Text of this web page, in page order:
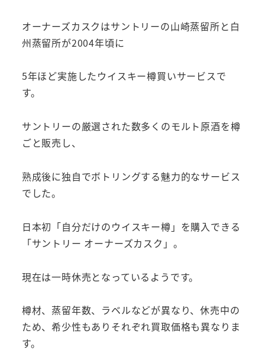
オーナーズカスクはサントリーの山崎蒸留所と白
州蒸留所が2004年頃に
5年ほど実施したウイスキー樽買いサービスで
す。
サントリーの厳選された数多くのモルト原酒を樽
ごと販売し、
熟成後に独自でボトリングする魅力的なサービス
でした。
日本初「自分だけのウイスキー樽」を購入できる
「サントリー オーナーズカスク」。
現在は一時休売となっているようです。
樽材、蒸留年数、ラベルなどが異なり、休売中の
ため、希少性もありそれぞれ買取価格も異なりま
す。